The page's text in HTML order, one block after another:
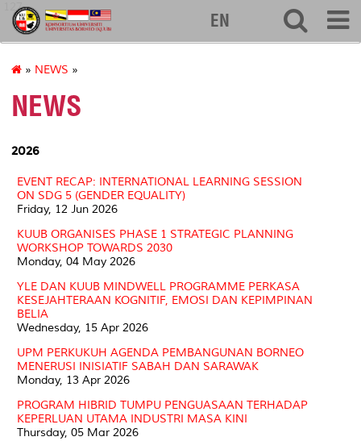
127
EN
» NEWS »
NEWS
2026
EVENT RECAP: INTERNATIONAL LEARNING SESSION
ON SDG 5 (GENDER EQUALITY)
Friday, 12 Jun 2026
KUUB ORGANISES PHASE 1 STRATEGIC PLANNING
WORKSHOP TOWARDS 2030
Monday, 04 May 2026
YLE DAN KUUB MINDWELL PROGRAMME PERKASA
KESEJAHTERAAN KOGNITIF, EMOSI DAN KEPIMPINAN
BELIA
Wednesday, 15 Apr 2026
UPM PERKUKUH AGENDA PEMBANGUNAN BORNEO
MENERUSI INISIATIF SABAH DAN SARAWAK
Monday, 13 Apr 2026
PROGRAM HIBRID TUMPU PENGUASAAN TERHADAP
KEPERLUAN UTAMA INDUSTRI MASA KINI
Thursday, 05 Mar 2026